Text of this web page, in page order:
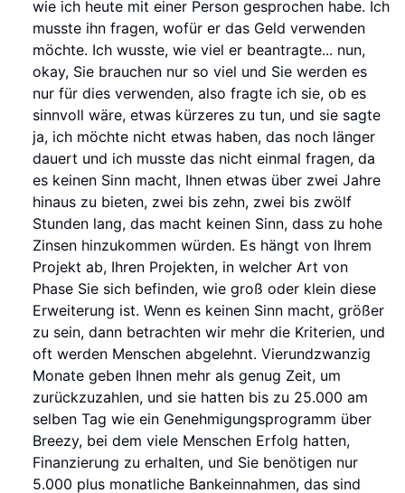
wie ich heute mit einer Person gesprochen habe. Ich
musste ihn fragen, wofür er das Geld verwenden
möchte. Ich wusste, wie viel er beantragte... nun,
okay, Sie brauchen nur so viel und Sie werden es
nur für dies verwenden, also fragte ich sie, ob es
sinnvoll wäre, etwas kürzeres zu tun, und sie sagte
ja, ich möchte nicht etwas haben, das noch länger
dauert und ich musste das nicht einmal fragen, da
es keinen Sinn macht, Ihnen etwas über zwei Jahre
hinaus zu bieten, zwei bis zehn, zwei bis zwölf
Stunden lang, das macht keinen Sinn, dass zu hohe
Zinsen hinzukommen würden. Es hängt von Ihrem
Projekt ab, Ihren Projekten, in welcher Art von
Phase Sie sich befinden, wie groß oder klein diese
Erweiterung ist. Wenn es keinen Sinn macht, größer
zu sein, dann betrachten wir mehr die Kriterien, und
oft werden Menschen abgelehnt. Vierundzwanzig
Monate geben Ihnen mehr als genug Zeit, um
zurückzuzahlen, und sie hatten bis zu 25.000 am
selben Tag wie ein Genehmigungsprogramm über
Breezy, bei dem viele Menschen Erfolg hatten,
Finanzierung zu erhalten, und Sie benötigen nur
5.000 plus monatliche Bankeinnahmen, das sind